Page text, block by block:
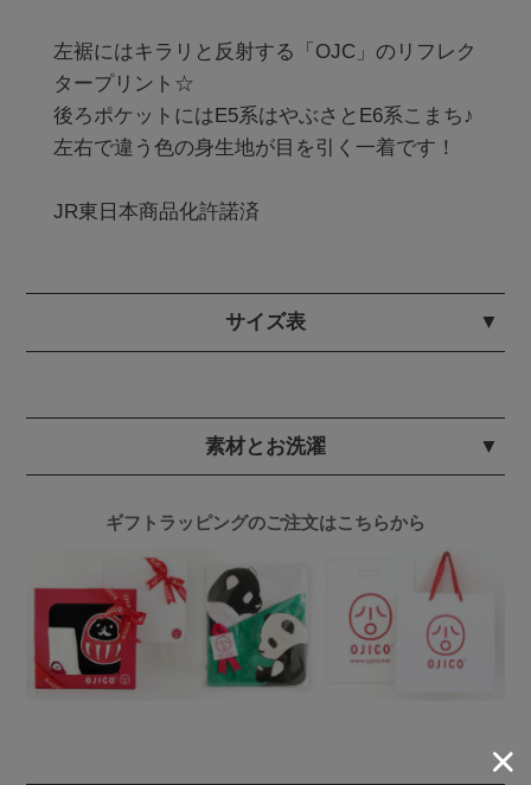
左裾にはキラリと反射する「OJC」のリフレク
タープリント☆
後ろポケットにはE5系はやぶさとE6系こまち♪
左右で違う色の身生地が目を引く一着です！
JR東日本商品化許諾済
サイズ表
素材とお洗濯
ギフトラッピングのご注文はこちらから